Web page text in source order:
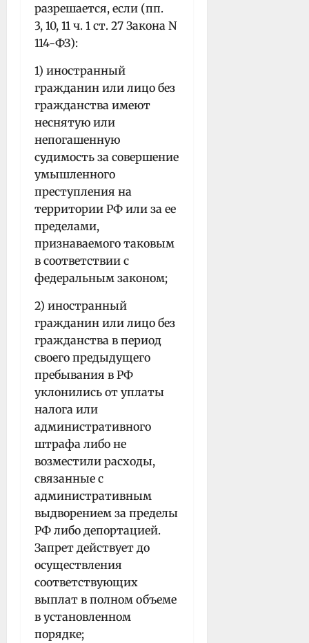
разрешается, если (пп.
3, 10, 11 ч. 1 ст. 27 Закона N
114-ФЗ):
1) иностранный
гражданин или лицо без
гражданства имеют
неснятую или
непогашенную
судимость за совершение
умышленного
преступления на
территории РФ или за ее
пределами,
признаваемого таковым
в соответствии с
федеральным законом;
2) иностранный
гражданин или лицо без
гражданства в период
своего предыдущего
пребывания в РФ
уклонились от уплаты
налога или
административного
штрафа либо не
возместили расходы,
связанные с
административным
выдворением за пределы
РФ либо депортацией.
Запрет действует до
осуществления
соответствующих
выплат в полном объеме
в установленном
порядке;